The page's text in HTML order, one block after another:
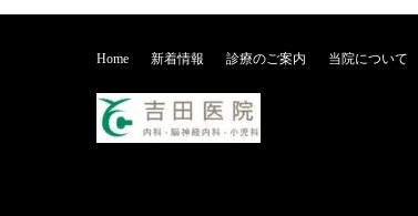
Home 新着情報 診療のご案内 当院について